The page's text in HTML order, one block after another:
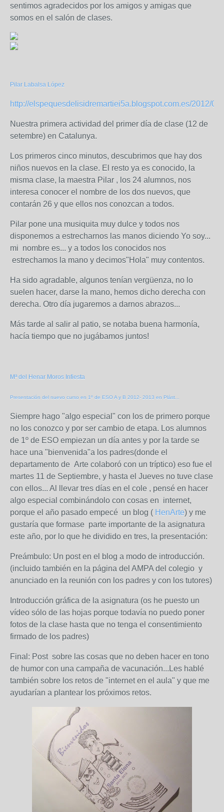
sentimos agradecidos por los amigos y amigas que
somos en el salón de clases.
Pilar Labalsa López
http://elspequesdelisidremartiei5a.blogspot.com.es/2012/
Nuestra primera actividad del primer día de clase (12 de
setembre) en Catalunya.
Los primeros cinco minutos, descubrimos que hay dos
niños nuevos en la clase. El resto ya es conocido, la
misma clase, la maestra Pilar , los 24 alumnos, nos
interesa conocer el nombre de los dos nuevos, que
contarán 26 y que ellos nos conozcan a todos.
Pilar pone una musiquita muy dulce y todos nos
disponemos a estrecharnos las manos diciendo Yo soy...
mi nombre es... y a todos los conocidos nos
estrechamos la mano y decimos"Hola" muy contentos.
Ha sido agradable, algunos tenían vergüenza, no lo
suelen hacer, darse la mano, hemos dicho derecha con
derecha. Otro día jugaremos a darnos abrazos...
Más tarde al salir al patio, se notaba buena harmonía,
hacía tiempo que no jugábamos juntos!
Mª del Henar Moros Infiesta
Presentación del nuevo curso en 1º de ESO A y B 2012- 2013 en Plást...
Siempre hago "algo especial" con los de primero porque
no los conozco y por ser cambio de etapa. Los alumnos
de 1º de ESO empiezan un día antes y por la tarde se
hace una "bienvenida"a los padres(donde el
departamento de Arte colaboró con un tríptico) eso fue el
martes 11 de Septiembre, y hasta el Jueves no tuve clase
con ellos... Al llevar tres días en el cole , pensé en hacer
algo especial combinándolo con cosas en internet,
porque el año pasado empecé un blog ( HenArte) y me
gustaría que formase parte importante de la asignatura
este año, por lo que he dividido en tres, la presentación:
Preámbulo: Un post en el blog a modo de introducción.
(incluido también en la página del AMPA del colegio y
anunciado en la reunión con los padres y con los tutores)
Introducción gráfica de la asignatura (os he puesto un
vídeo sólo de las hojas porque todavía no puedo poner
fotos de la clase hasta que no tenga el consentimiento
firmado de los padres)
Final: Post sobre las cosas que no deben hacer en tono
de humor con una campaña de vacunación...Les hablé
también sobre los retos de "internet en el aula" y que me
ayudarían a plantear los próximos retos.